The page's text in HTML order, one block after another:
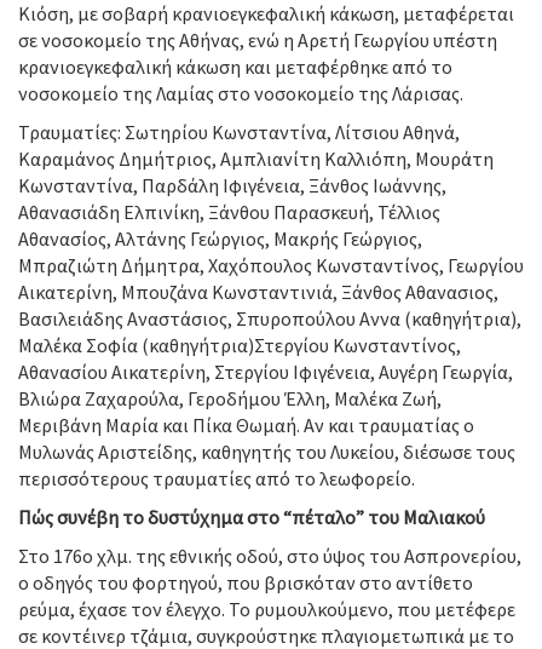
Κιόση, με σοβαρή κρανιοεγκεφαλική κάκωση, μεταφέρεται
σε νοσοκομείο της Αθήνας, ενώ η Αρετή Γεωργίου υπέστη
κρανιοεγκεφαλική κάκωση και μεταφέρθηκε από το
νοσοκομείο της Λαμίας στο νοσοκομείο της Λάρισας.
Τραυματίες: Σωτηρίου Κωνσταντίνα, Λίτσιου Αθηνά,
Καραμάνος Δημήτριος, Αμπλιανίτη Καλλιόπη, Μουράτη
Κωνσταντίνα, Παρδάλη Ιφιγένεια, Ξάνθος Ιωάννης,
Αθανασιάδη Ελπινίκη, Ξάνθου Παρασκευή, Τέλλιος
Αθανασίος, Αλτάνης Γεώργιος, Μακρής Γεώργιος,
Μπραζιώτη Δήμητρα, Χαχόπουλος Κωνσταντίνος, Γεωργίου
Αικατερίνη, Μπουζάνα Κωνσταντινιά, Ξάνθος Αθανασιος,
Βασιλειάδης Αναστάσιος, Σπυροπούλου Αννα (καθηγήτρια),
Μαλέκα Σοφία (καθηγήτρια)Στεργίου Κωνσταντίνος,
Αθανασίου Αικατερίνη, Στεργίου Ιφιγένεια, Αυγέρη Γεωργία,
Βλιώρα Ζαχαρούλα, Γεροδήμου Έλλη, Μαλέκα Ζωή,
Μεριβάνη Μαρία και Πίκα Θωμαή. Αν και τραυματίας ο
Μυλωνάς Αριστείδης, καθηγητής του Λυκείου, διέσωσε τους
περισσότερους τραυματίες από το λεωφορείο.
Πώς συνέβη το δυστύχημα στο “πέταλο” του Μαλιακού
Στο 176ο χλμ. της εθνικής οδού, στο ύψος του Ασπρονερίου,
ο οδηγός του φορτηγού, που βρισκόταν στο αντίθετο
ρεύμα, έχασε τον έλεγχο. Το ρυμουλκούμενο, που μετέφερε
σε κοντέινερ τζάμια, συγκρούστηκε πλαγιομετωπικά με το